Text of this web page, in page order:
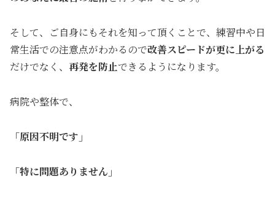
そして、ご自身にもそれを知って頂くことで、練習中や日
常生活での注意点がわかるので改善スピードが更に上がる
だけでなく、 再発を防止できるようになります。
病院や整体で、
「原因不明です」
「特に問題ありません」